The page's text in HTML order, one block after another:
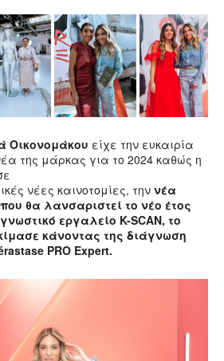
Οικονομάκου είχε την ευκαιρία
της μάρκας για το 2024 καθώς η
νέες καινοτομίες, την νέα
θα λανσαριστεί το νέο έτος
εργαλείο K-SCAN, το
κάνοντας της διάγνωση
PRO Expert.